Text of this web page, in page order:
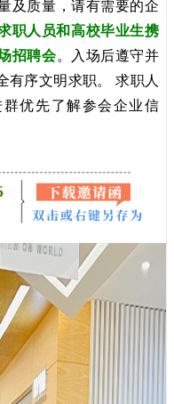
质量，请有需要的企
职人员和高校毕业生携
招聘会。入场后遵守并
有序文明求职。 求职人
优先了解参会企业信